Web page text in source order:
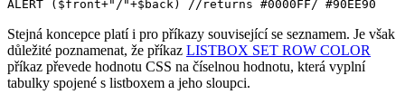
ALERT ( $front+"/"+$back ) //returns #0000FF/ #90EE90
Stejná koncepce platí i pro příkazy související se seznamem. Je však
důležité poznamenat, že příkaz LISTBOX SET ROW COLOR
příkaz převede hodnotu CSS na číselnou hodnotu, která vyplní
tabulky spojené s listboxem a jeho sloupci.